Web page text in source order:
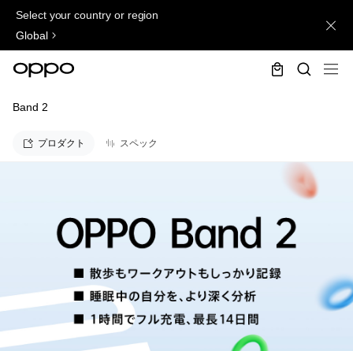
Select your country or region
Global
Band 2
プロダクト スペック